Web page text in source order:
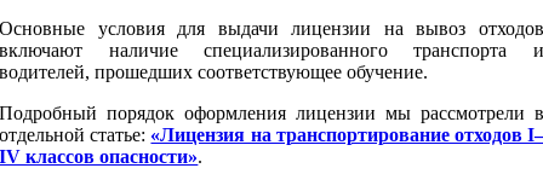
Основные условия для выдачи лицензии на вывоз отходов
включают наличие специализированного транспорта и
водителей, прошедших соответствующее обучение.
Подробный порядок оформления лицензии мы рассмотрели в
отдельной статье: «Лицензия на транспортирование отходов I–
IV классов опасности».